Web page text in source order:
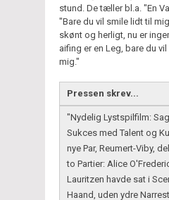
stund. De tæller bl.a. "En
"Bare du vil smile lidt til
skønt og herligt, nu er
aifing er en Leg, bare du
mig."
Pressen skrev...
"Nydelig Lystspilfilm:
Sukces med Talent og
nye Par, Reumert-Viby,
to Partier: Alice
Lauritzen havde sat i
Haand, uden ydre